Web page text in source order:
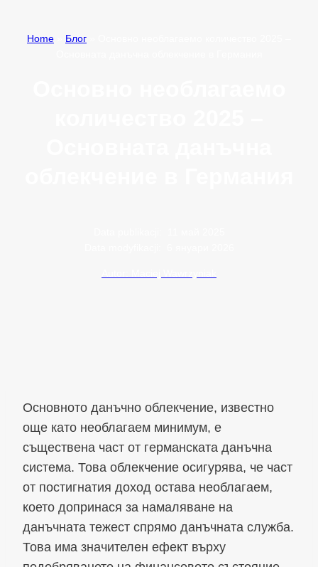
Home Блог
Основното данъчно облекчение, известно
още като необлагаем минимум, е
съществена част от германската данъчна
система. Това облекчение осигурява, че част
от постигнатия доход остава необлагаем,
което допринася за намаляване на
данъчната тежест спрямо данъчната служба.
Това има значителен ефект върху